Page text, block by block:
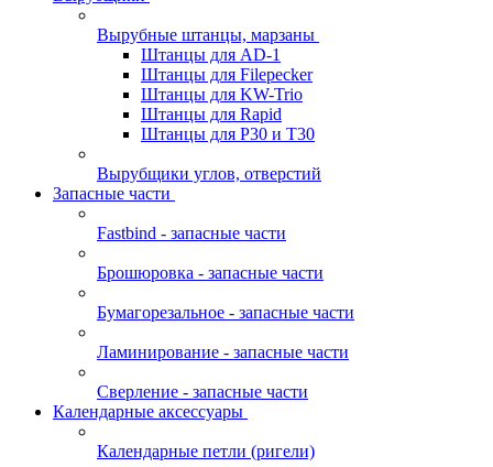
Вырубные штанцы, марзаны
Штанцы для AD-1
Штанцы для Filepecker
Штанцы для KW-Trio
Штанцы для Rapid
Штанцы для Р30 и Т30
Вырубщики углов, отверстий
Запасные части
Fastbind - запасные части
Брошюровка - запасные части
Бумагорезальное - запасные части
Ламинирование - запасные части
Сверление - запасные части
Календарные аксессуары
Календарные петли (ригели)